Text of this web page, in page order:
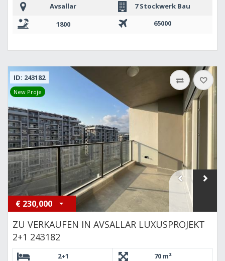
Avsallar
7 Stockwerk Bau
1800
65000
ID: 243182
New Proje
€ 230,000
ZU VERKAUFEN IN AVSALLAR LUXUSPROJEKT
2+1 243182
2+1
70 m²